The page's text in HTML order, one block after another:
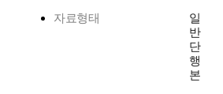
자료형태
일
반
단
행
본